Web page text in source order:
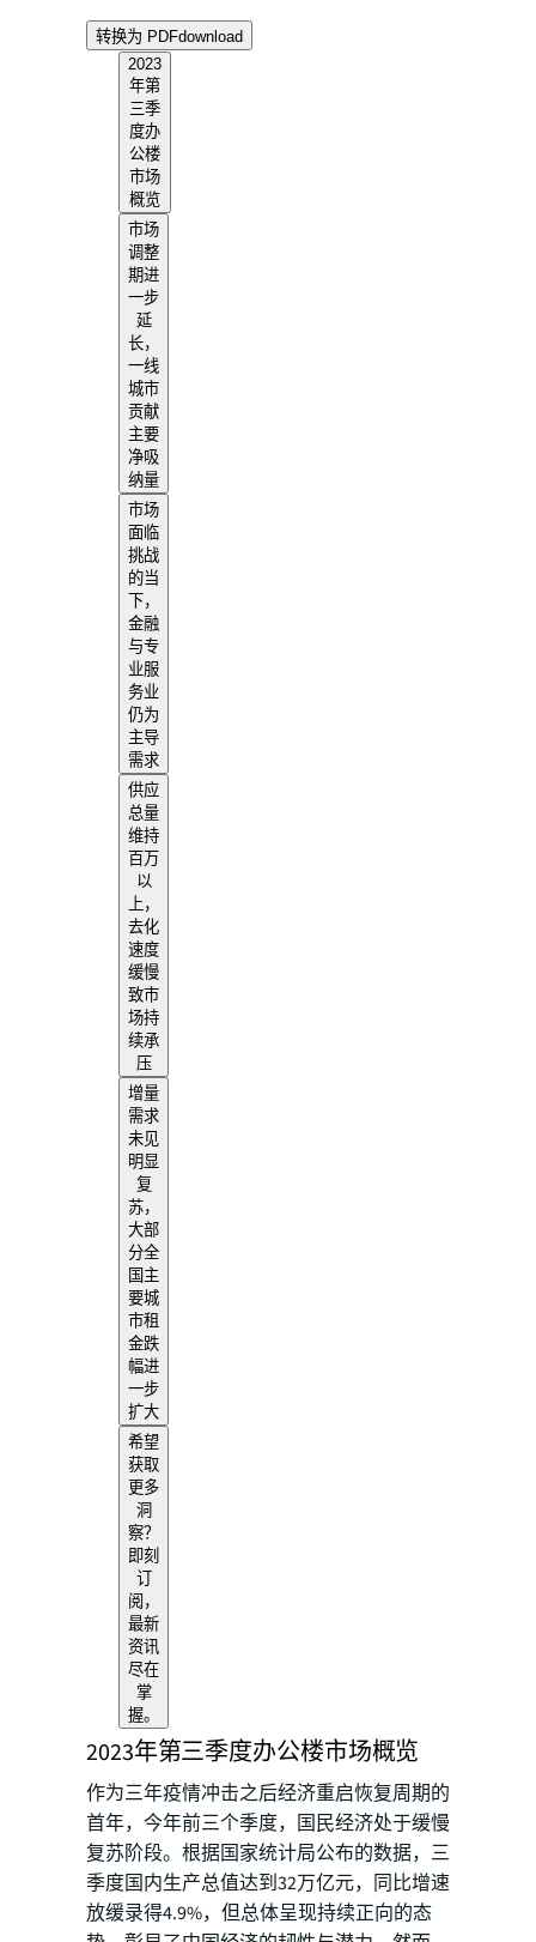
转换为 PDFdownload
2023
年第
三季
度办
公楼
市场
概览
市场
调整
期进
一步
延
长，
一线
城市
贡献
主要
净吸
纳量
市场
面临
挑战
的当
下，
金融
与专
业服
务业
仍为
主导
需求
供应
总量
维持
百万
以
上，
去化
速度
缓慢
致市
场持
续承
压
增量
需求
未见
明显
复
苏，
大部
分全
国主
要城
市租
金跌
幅进
一步
扩大
希望
获取
更多
洞
察？
即刻
订
阅，
最新
资讯
尽在
掌
握。
2023年第三季度办公楼市场概览
作为三年疫情冲击之后经济重启恢复周期的
首年，今年前三个季度，国民经济处于缓慢
复苏阶段。根据国家统计局公布的数据，三
季度国内生产总值达到32万亿元，同比增速
放缓录得4.9%，但总体呈现持续正向的态